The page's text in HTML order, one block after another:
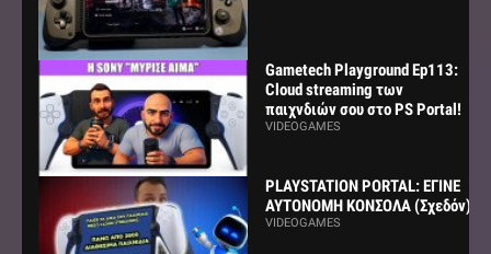
Gametech Playground Ep113:
Cloud streaming των
παιχνδιών σου στο PS Portal!
VIDEOGAMES
PLAYSTATION PORTAL: ΕΓΙΝΕ
ΑΥΤΟΝΟΜΗ ΚΟΝΣΟΛΑ (Σχεδόν)
VIDEOGAMES